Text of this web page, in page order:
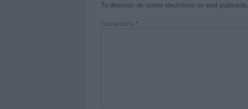
Tu dirección de correo electrónico no será publicada.
Comentario *